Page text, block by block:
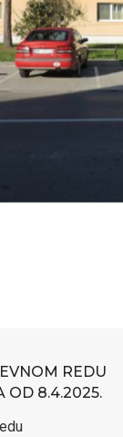
REDU
OD 8.4.2025.